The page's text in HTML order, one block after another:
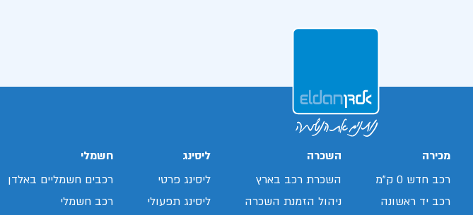
מכירה
רכב חדש 0 ק"מ
רכב יד ראשונה
השכרה
השכרת רכב בארץ
ניהול הזמנת השכרה
ליסינג
ליסינג פרטי
ליסינג תפעולי
חשמלי
רכבים חשמליים באלדן
רכב חשמלי